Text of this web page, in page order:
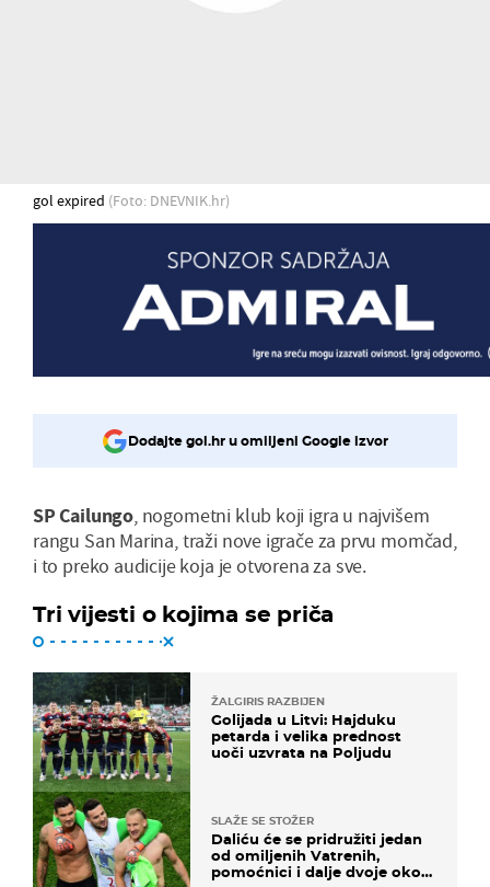
gol expired (Foto: DNEVNIK.hr)
Dodajte gol.hr u omiljeni Google izvor
SP Cailungo, nogometni klub koji igra u najvišem
rangu San Marina, traži nove igrače za prvu momčad,
i to preko audicije koja je otvorena za sve.
Tri vijesti o kojima se priča
ŽALGIRIS RAZBIJEN
Golijada u Litvi: Hajduku
petarda i velika prednost
uoči uzvrata na Poljudu
SLAŽE SE STOŽER
Daliću će se pridružiti jedan
od omiljenih Vatrenih,
pomoćnici i dalje dvoje oko